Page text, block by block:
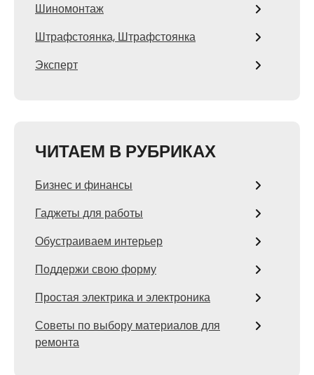
Шиномонтаж
Штрафстоянка, Штрафстоянка
Эксперт
ЧИТАЕМ В РУБРИКАХ
Бизнес и финансы
Гаджеты для работы
Обустраиваем интерьер
Поддержи свою форму
Простая электрика и электроника
Советы по выбору материалов для
ремонта